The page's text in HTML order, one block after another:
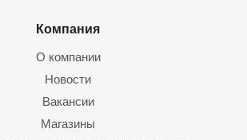
Компания
О компании
Новости
Вакансии
Магазины